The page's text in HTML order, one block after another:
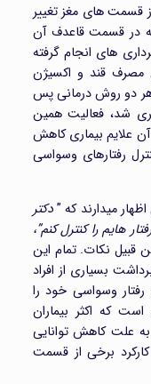
قسمت های مغز تغییر
که در قسمت قاعدف آن
های انجام گرفته
مصرف قند و اکسیژن
هر دو روش درمانی پس
سپری شد، فعالیت همین
علایم بیماری کاهش
رفتارهای وسواسی
میدارند که ”دکتر
هایم را کنترل کنم”،
قبیل نکات. تمام این
بسیاری از افراد
رفتار وسواسی خود را
که اکثر بیماران
به علت کاهش توانایی
برخی از قسمت